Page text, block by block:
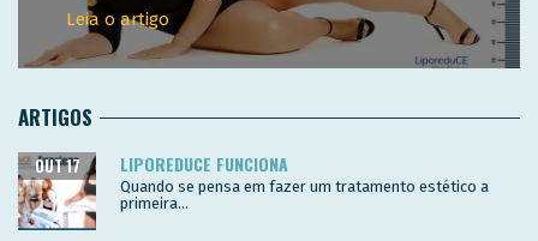
Leia o artigo
ARTIGOS
LIPOREDUCE FUNCIONA
OUT 17
Quando se pensa em fazer um tratamento estético a
primeira...